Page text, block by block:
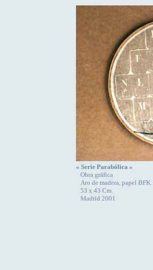
« Serie Parabólica »
Obra gráfica
Aro de madera, papel
53 x 43 Cm.
Madrid 2001